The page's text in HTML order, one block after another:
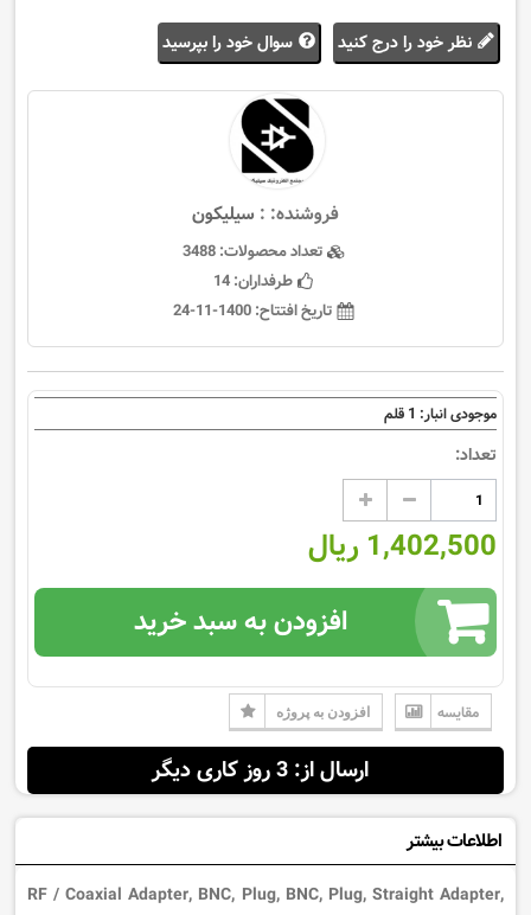
نظر خود را درج کنید سوال خود را بپرسید
فروشنده: : سيليكون
تعداد محصولات:3488
طرفداران:14
تاریخ افتتاح:1400-11-24
موجودی انبار: 1 قلم
تعداد:
1,402,500 ریال
افزودن به سبد خرید
مقایسه افزودن به پروژه
ارسال از: 3 روز کاری دیگر
اطلاعات بیشتر
RF / Coaxial Adapter, BNC, Plug, BNC, Plug, Straight Adapter,